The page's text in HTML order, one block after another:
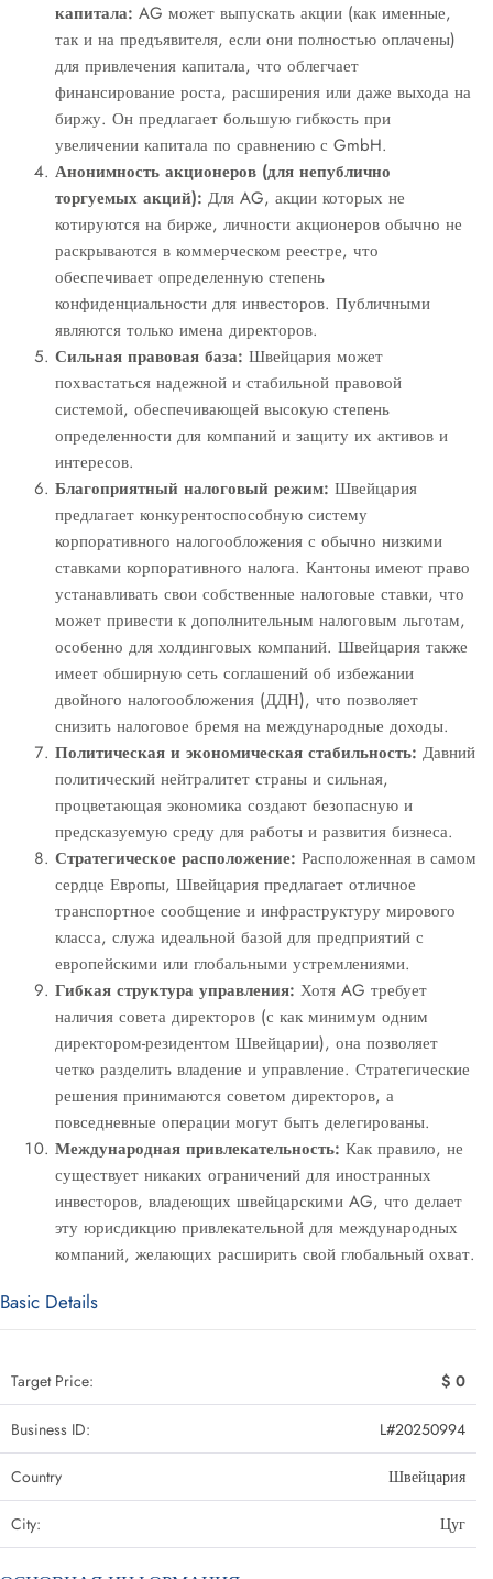
капитала: AG может выпускать акции (как именные,
так и на предъявителя, если они полностью оплачены)
для привлечения капитала, что облегчает
финансирование роста, расширения или даже выхода на
биржу. Он предлагает большую гибкость при
увеличении капитала по сравнению с GmbH.
Анонимность акционеров (для непублично
торгуемых акций): Для AG, акции которых не
котируются на бирже, личности акционеров обычно не
раскрываются в коммерческом реестре, что
обеспечивает определенную степень
конфиденциальности для инвесторов. Публичными
являются только имена директоров.
Сильная правовая база: Швейцария может
похвастаться надежной и стабильной правовой
системой, обеспечивающей высокую степень
определенности для компаний и защиту их активов и
интересов.
Благоприятный налоговый режим: Швейцария
предлагает конкурентоспособную систему
корпоративного налогообложения с обычно низкими
ставками корпоративного налога. Кантоны имеют право
устанавливать свои собственные налоговые ставки, что
может привести к дополнительным налоговым льготам,
особенно для холдинговых компаний. Швейцария также
имеет обширную сеть соглашений об избежании
двойного налогообложения (ДДН), что позволяет
снизить налоговое бремя на международные доходы.
Политическая и экономическая стабильность: Давний
политический нейтралитет страны и сильная,
процветающая экономика создают безопасную и
предсказуемую среду для работы и развития бизнеса.
Стратегическое расположение: Расположенная в самом
сердце Европы, Швейцария предлагает отличное
транспортное сообщение и инфраструктуру мирового
класса, служа идеальной базой для предприятий с
европейскими или глобальными устремлениями.
Гибкая структура управления: Хотя AG требует
наличия совета директоров (с как минимум одним
директором-резидентом Швейцарии), она позволяет
четко разделить владение и управление. Стратегические
решения принимаются советом директоров, а
повседневные операции могут быть делегированы.
Международная привлекательность: Как правило, не
существует никаких ограничений для иностранных
инвесторов, владеющих швейцарскими AG, что делает
эту юрисдикцию привлекательной для международных
компаний, желающих расширить свой глобальный охват.
Basic Details
Target Price: $ 0
Business ID: L#20250994
Country Швейцария
City: Цуг